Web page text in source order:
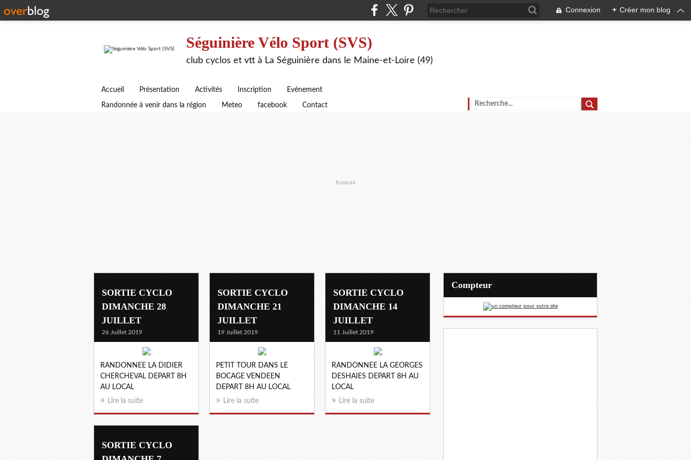
Connexion + Créer mon blog
Séguinière Vélo Sport (SVS)
club cyclos et vtt à La Séguinière dans le Maine-et-Loire (49)
Accueil Présentation Activités Inscription Evénement
Randonnée à venir dans la région Meteo facebook Contact
Publicité
SORTIE CYCLO
DIMANCHE 28
JUILLET
26 Juillet 2019
RANDONNEE LA DIDIER
CHERCHEVAL DEPART 8H
AU LOCAL
Lire la suite
SORTIE CYCLO
DIMANCHE 21
JUILLET
19 Juillet 2019
PETIT TOUR DANS LE
BOCAGE VENDEEN
DEPART 8H AU LOCAL
Lire la suite
SORTIE CYCLO
DIMANCHE 14
JUILLET
11 Juillet 2019
RANDONNEE LA GEORGES
DESHAIES DEPART 8H AU
LOCAL
Lire la suite
SORTIE CYCLO
Compteur